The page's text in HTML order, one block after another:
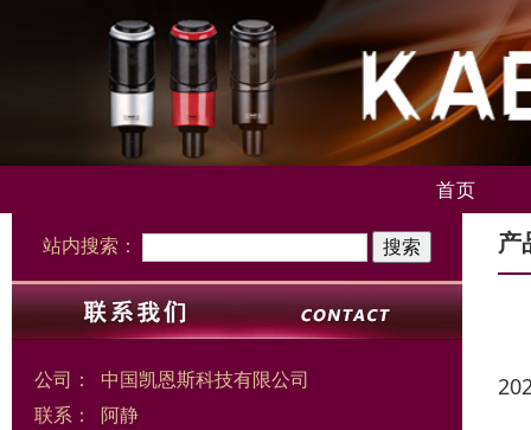
首页
站内搜索：
公司：
中国凯恩斯科技有限公司
联系：
阿静
产